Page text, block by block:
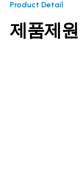
Product Detail
제품제원